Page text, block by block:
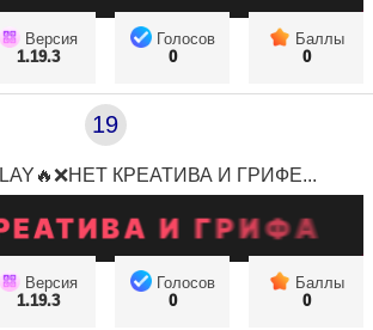
Версия
1.19.3
Голосов
0
Баллы
0
19
КРЕАТИВА И ГРИФЕ...
Версия
1.19.3
Голосов
0
Баллы
0